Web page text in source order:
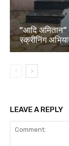
“आदि
स्क्रीनिंग
LEAVE A REPLY